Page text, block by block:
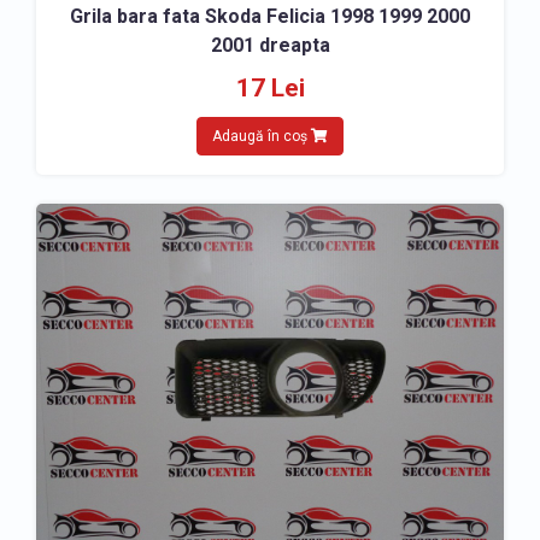
Grila bara fata Skoda Felicia 1998 1999 2000
2001 dreapta
17 Lei
Adaugă în coș